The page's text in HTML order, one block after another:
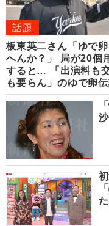
話題
板東英二さん「ゆで卵
へんか？」 局が20個
すると… 「出演料も
も要らん」のゆで卵